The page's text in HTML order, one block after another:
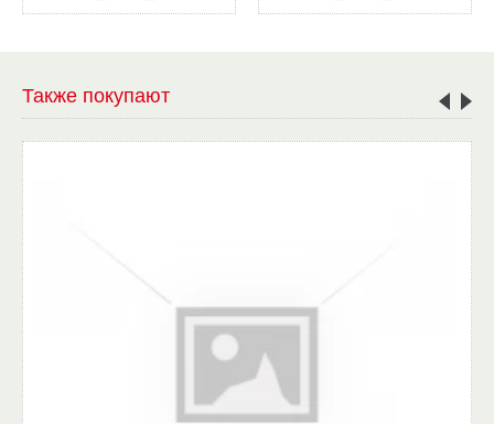
Также покупают